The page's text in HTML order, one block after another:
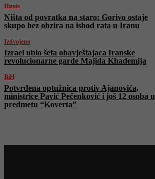
Biznis
Ništa od povratka na staro: Gorivo ostaje
skupo bez obzira na ishod rata u Iranu
Izdvojeno
Izrael ubio šefa obavještajaca Iranske
revolucionarne garde Majida Khademija
BiH
Potvrđena optužnica protiv Ajanovića,
ministrice Pavić Pečenković i još 12 osoba u
predmetu “Koverta”